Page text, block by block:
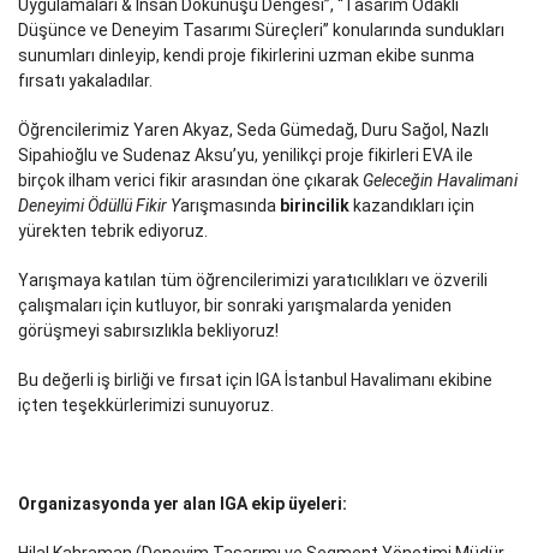
Uygulamaları & İnsan Dokunuşu Dengesi”, “Tasarım Odaklı
Düşünce ve Deneyim Tasarımı Süreçleri” konularında sundukları
sunumları dinleyip, kendi proje fikirlerini uzman ekibe sunma
fırsatı yakaladılar.
Öğrencilerimiz Yaren Akyaz, Seda Gümedağ, Duru Sağol, Nazlı
Sipahioğlu ve Sudenaz Aksu’yu, yenilikçi proje fikirleri EVA ile
birçok ilham verici fikir arasından öne çıkarakGeleceğin Havalimani
Deneyimi Ödüllü Fikir Yarışmasında birincilik kazandıkları için
yürekten tebrik ediyoruz.
Yarışmaya katılan tüm öğrencilerimizi yaratıcılıkları ve özverili
çalışmaları için kutluyor, bir sonraki yarışmalarda yeniden
görüşmeyi sabırsızlıkla bekliyoruz!
Bu değerli iş birliği ve fırsat için IGA İstanbul Havalimanı ekibine
içten teşekkürlerimizi sunuyoruz.
Organizasyonda yer alan IGA ekip üyeleri: